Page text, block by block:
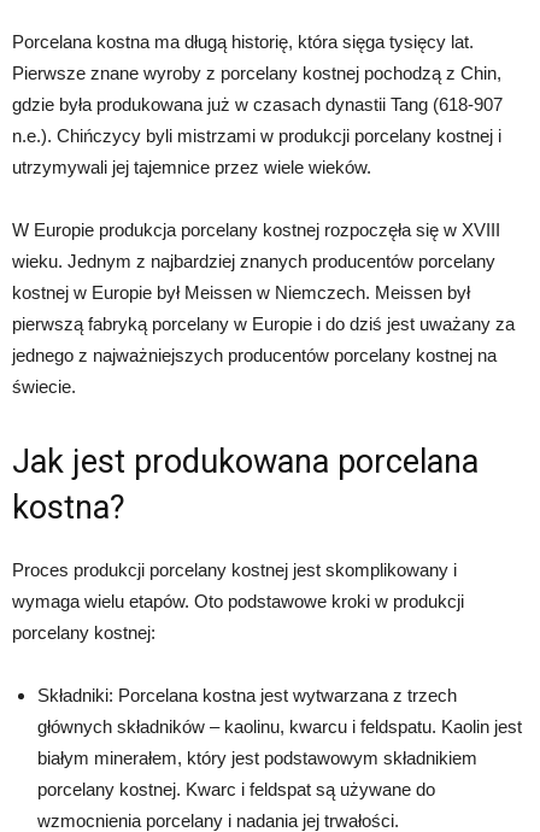
Porcelana kostna ma długą historię, która sięga tysięcy lat.
Pierwsze znane wyroby z porcelany kostnej pochodzą z Chin,
gdzie była produkowana już w czasach dynastii Tang (618-907
n.e.). Chińczycy byli mistrzami w produkcji porcelany kostnej i
utrzymywali jej tajemnice przez wiele wieków.
W Europie produkcja porcelany kostnej rozpoczęła się w XVIII
wieku. Jednym z najbardziej znanych producentów porcelany
kostnej w Europie był Meissen w Niemczech. Meissen był
pierwszą fabryką porcelany w Europie i do dziś jest uważany za
jednego z najważniejszych producentów porcelany kostnej na
świecie.
Jak jest produkowana porcelana
kostna?
Proces produkcji porcelany kostnej jest skomplikowany i
wymaga wielu etapów. Oto podstawowe kroki w produkcji
porcelany kostnej:
Składniki: Porcelana kostna jest wytwarzana z trzech
głównych składników – kaolinu, kwarcu i feldspatu. Kaolin jest
białym minerałem, który jest podstawowym składnikiem
porcelany kostnej. Kwarc i feldspat są używane do
wzmocnienia porcelany i nadania jej trwałości.